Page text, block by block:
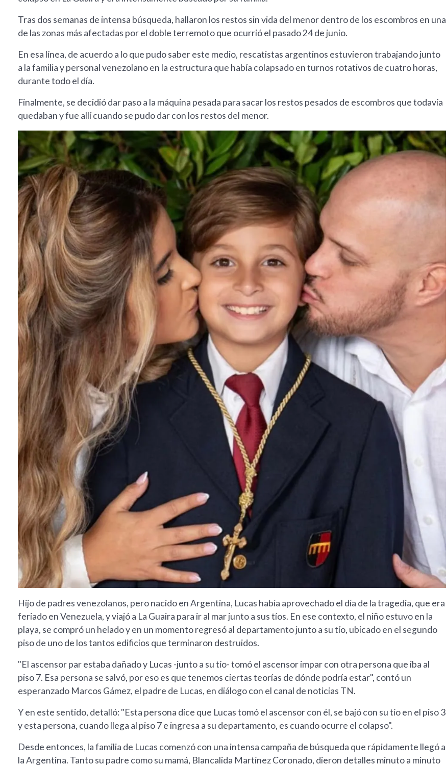
Tras dos semanas de intensa búsqueda, hallaron los restos sin vida del menor dentro de los escombros en una
de las zonas más afectadas por el doble terremoto que ocurrió el pasado 24 de junio.
En esa línea, de acuerdo a lo que pudo saber este medio, rescatistas argentinos estuvieron trabajando junto
a la familia y personal venezolano en la estructura que había colapsado en turnos rotativos de cuatro horas,
durante todo el día.
Finalmente, se decidió dar paso a la máquina pesada para sacar los restos pesados de escombros que todavía
quedaban y fue allí cuando se pudo dar con los restos del menor.
Hijo de padres venezolanos, pero nacido en Argentina, Lucas había aprovechado el día de la tragedia, que era
feriado en Venezuela, y viajó a La Guaira para ir al mar junto a sus tíos. En ese contexto, el niño estuvo en la
playa, se compró un helado y en un momento regresó al departamento junto a su tío, ubicado en el segundo
piso de uno de los tantos edificios que terminaron destruidos.
"El ascensor par estaba dañado y Lucas -junto a su tío- tomó el ascensor impar con otra persona que iba al
piso 7. Esa persona se salvó, por eso es que tenemos ciertas teorías de dónde podría estar", contó un
esperanzado Marcos Gámez, el padre de Lucas, en diálogo con el canal de noticias TN.
Y en este sentido, detalló: "Esta persona dice que Lucas tomó el ascensor con él, se bajó con su tío en el piso 3
y esta persona, cuando llega al piso 7 e ingresa a su departamento, es cuando ocurre el colapso".
Desde entonces, la familia de Lucas comenzó con una intensa campaña de búsqueda que rápidamente llegó a
la Argentina. Tanto su padre como su mamá, Blancalida Martínez Coronado, dieron detalles minuto a minuto